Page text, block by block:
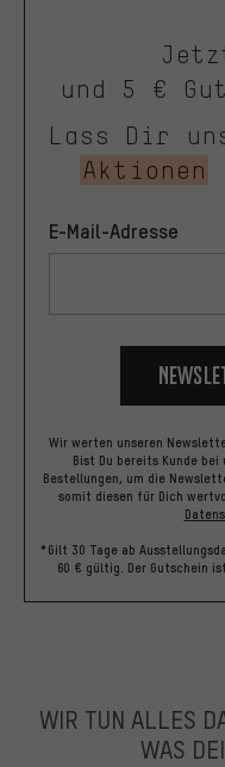
und 5 €
Lass Dir
Aktionen
E-Mail-Adresse
Wir werten unseren
Bist Du bereits Kunde
Bestellungen, um die
somit diesen für Dich
*Gilt 30 Tage ab
60 € gültig. Der Gutschein
WIR TUN ALLES
WAS